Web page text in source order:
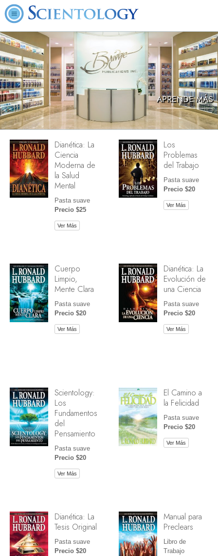
APRENDE MÁS
Dianética: La
Ciencia
Moderna de
la Salud
Mental
Pasta suave
Precio $25
Ver Más
Los
Problemas
del Trabajo
Pasta suave
Precio $20
Ver Más
Cuerpo
Limpio,
Mente Clara
Pasta suave
Precio $20
Ver Más
Dianética: La
Evolución de
una Ciencia
Pasta suave
Precio $20
Ver Más
Scientology:
Los
Fundamentos
del
Pensamiento
Pasta suave
Precio $20
Ver Más
El Camino a
la Felicidad
Pasta suave
Precio $20
Ver Más
Dianética: La
Tesis Original
Pasta suave
Precio $20
Manual para
Preclears
Libro de
Trabajo